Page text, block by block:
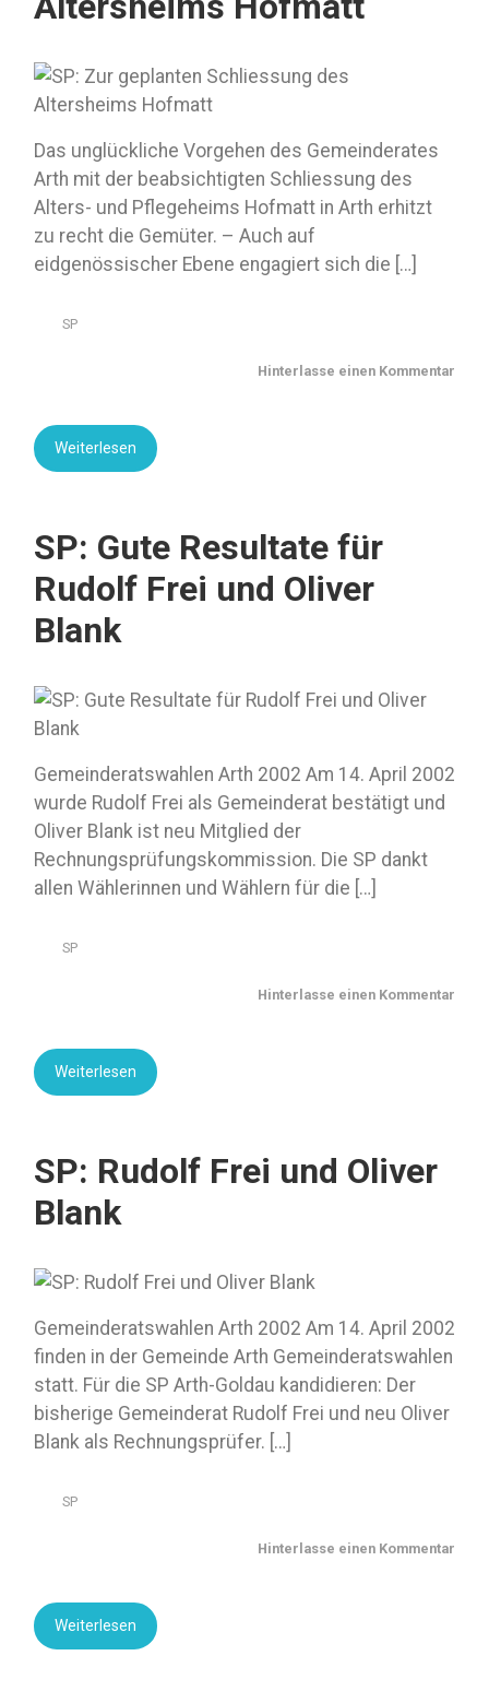
Das unglückliche Vorgehen des Gemeinderates
Arth mit der beabsichtigten Schliessung des
Alters- und Pflegeheims Hofmatt in Arth erhitzt
zu recht die Gemüter. – Auch auf
eidgenössischer Ebene engagiert sich die […]
SP
Hinterlasse einen Kommentar
Weiterlesen
SP: Gute Resultate für
Rudolf Frei und Oliver
Blank
Gemeinderatswahlen Arth 2002 Am 14. April 2002
wurde Rudolf Frei als Gemeinderat bestätigt und
Oliver Blank ist neu Mitglied der
Rechnungsprüfungskommission. Die SP dankt
allen Wählerinnen und Wählern für die […]
SP
Hinterlasse einen Kommentar
Weiterlesen
SP: Rudolf Frei und Oliver
Blank
Gemeinderatswahlen Arth 2002 Am 14. April 2002
finden in der Gemeinde Arth Gemeinderatswahlen
statt. Für die SP Arth-Goldau kandidieren: Der
bisherige Gemeinderat Rudolf Frei und neu Oliver
Blank als Rechnungsprüfer. […]
SP
Hinterlasse einen Kommentar
Weiterlesen